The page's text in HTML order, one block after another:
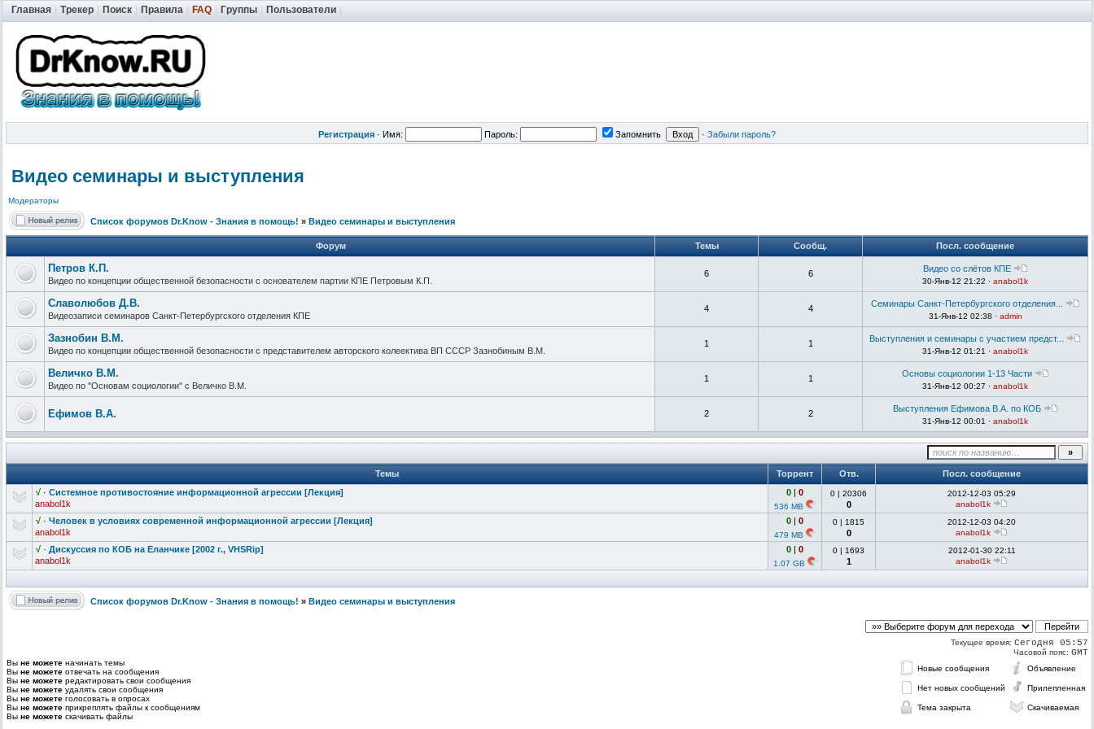
Главная Трекер Поиск Правила FAQ Группы Пользователи
Регистрация · Имя: Пароль: Запомнить · Забыли пароль?
Видео семинары и выступления
Модераторы
Список форумов Dr.Know - Знания в помощь! » Видео семинары и выступления
Форум Темы Сообщ. Посл. сообщение
Петров К.П.
Видео по концепции общественной безопасности с основателем партии КПЕ Петровым К.П.
6 6 Видео со слётов КПЕ
30-Янв-12 21:22 · anabol1k
Славолюбов Д.В.
Видеозаписи семинаров Санкт-Петербургского отделения КПЕ
4 4 Семинары Санкт-Петербургского отделения...
31-Янв-12 02:38 · admin
Зазнобин В.М.
Видео по концепции общественной безопасности с представителем авторского колеектива ВП СССР Зазнобиным В.М.
1 1 Выступления и семинары с участием предст...
31-Янв-12 01:21 · anabol1k
Величко В.М.
Видео по "Основам социологии" с Величко В.М.
1 1 Основы социологии 1-13 Части
31-Янв-12 00:27 · anabol1k
Ефимов В.А. 2 2 Выступления Ефимова В.А. по КОБ
31-Янв-12 00:01 · anabol1k
Темы Торрент Отв.
Посл. сообщение
√ · Системное противостояние информационной агрессии [Лекция]
anabol1k
0 | 0
536 MB
0 | 20306
0
2012-12-03 05:29
anabol1k
√ · Человек в условиях современной информационной агрессии [Лекция]
anabol1k
0 | 0
479 MB
0 | 1815
0
2012-12-03 04:20
anabol1k
√ · Дискуссия по КОБ на Еланчике [2002 г., VHSRip]
anabol1k
0 | 0
1.07 GB
0 | 1693
1
2012-01-30 22:11
anabol1k
Список форумов Dr.Know - Знания в помощь! » Видео семинары и выступления
Текущее время: Сегодня 05:57
Часовой пояс: GMT
Вы не можете начинать темы
Вы не можете отвечать на сообщения
Вы не можете редактировать свои сообщения
Вы не можете удалять свои сообщения
Вы не можете голосовать в опросах
Вы не можете прикреплять файлы к сообщениям
Вы не можете скачивать файлы
Новые сообщения Объявление
Нет новых сообщений Прилепленная
Тема закрыта Скачиваемая